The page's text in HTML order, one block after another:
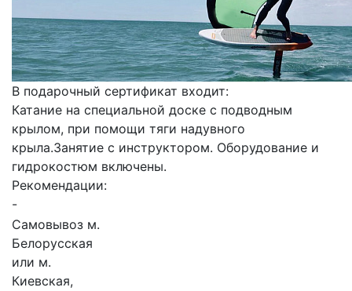
В подарочный сертификат входит:
Катание на специальной доске с подводным
крылом, при помощи тяги надувного
крыла.Занятие с инструктором. Оборудование и
гидрокостюм включены.
Рекомендации:
-
Самовывоз м.
Белорусская
или м.
Киевская,